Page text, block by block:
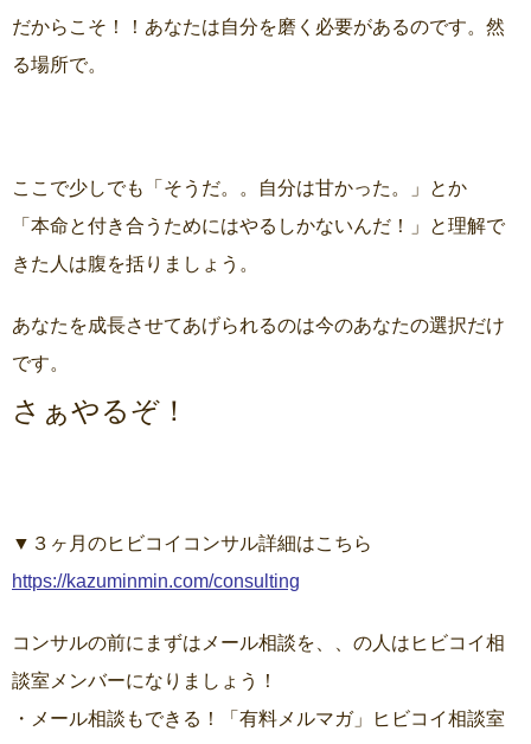
だからこそ！！あなたは自分を磨く必要があるのです。然
る場所で。
ここで少しでも「そうだ。。自分は甘かった。」とか
「本命と付き合うためにはやるしかないんだ！」と理解で
きた人は腹を括りましょう。
あなたを成長させてあげられるのは今のあなたの選択だけ
です。
さぁやるぞ！
▼３ヶ月のヒビコイコンサル詳細はこちら
https://kazuminmin.com/consulting
コンサルの前にまずはメール相談を、、の人はヒビコイ相
談室メンバーになりましょう！
・メール相談もできる！「有料メルマガ」ヒビコイ相談室